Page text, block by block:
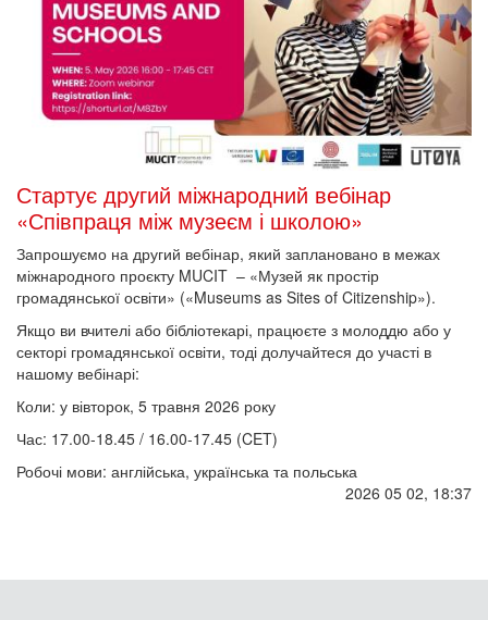
Стартує другий міжнародний вебінар
«Співпраця між музеєм і школою»
Запрошуємо на другий вебінар, який заплановано в межах
міжнародного проєкту MUCIT – «Музей як простір
громадянської освіти» («Museums as Sites of Citizenship»).
Якщо ви вчителі або бібліотекарі, працюєте з молоддю або у
секторі громадянської освіти, тоді долучайтеся до участі в
нашому вебінарі:
Коли: у вівторок, 5 травня 2026 року
Час: 17.00-18.45 / 16.00-17.45 (CET)
Робочі мови: англійська, українська та польська
2026 05 02, 18:37